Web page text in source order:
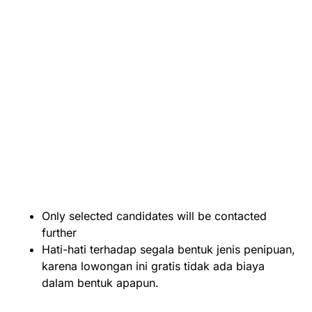
Only selected candidates will be contacted
further
Hati-hati terhadap segala bentuk jenis penipuan,
karena lowongan ini gratis tidak ada biaya
dalam bentuk apapun.